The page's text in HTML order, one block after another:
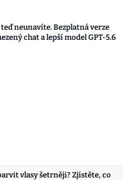
teď neunavíte. Bezplatná verze
chat a lepší model GPT-5.6
vlasy šetrněji? Zjistěte, co